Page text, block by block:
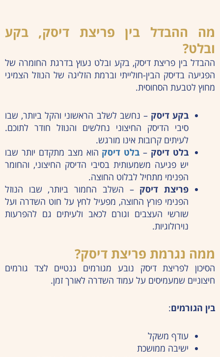
מה ההבדל בין פריצת דיסק, בקע
ובלט?
ההבדל בין פריצת דיסק, בקע ובלט נעוץ בדרגת החומרה של
הפגיעה בדיסק הבין-חולייתי וברמת הזליגה של הנוזל הצמיגי
מחוץ לטבעת הסחוסית.
בקע דיסק – נחשב לשלב הראשוני והקל ביותר, שבו
סיבי הדיסק החיצוני נחלשים והנוזל חודר לתוכם.
לעיתים קרובות אינו מורגש.
בלט דיסק – בלט דיסק הוא מצב מתקדם יותר שבו
יש פגיעה משמעותית בסיבי הדיסק החיצוני, והחומר
הפנימי מתחיל לבלוט החוצה.
פריצת דיסק – השלב החמור ביותר, שבו הנוזל
הפנימי פורץ החוצה, מפעיל לחץ על חוט השדרה ועל
שורשי העצבים וגורם לכאב ולעיתים גם להפרעות
נוירולוגיות.
ממה נגרמת פריצת דיסק?
הסיכון לפריצת דיסק נובע מגורמים גנטיים לצד גורמים
חיצוניים שמעמיסים על עמוד השדרה לאורך זמן.
בין הגורמים:
עודף משקל
ישיבה ממושכת